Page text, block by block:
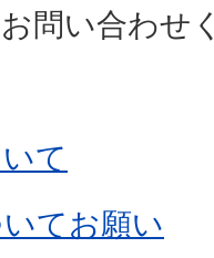
問い合わせ
て
てお願い